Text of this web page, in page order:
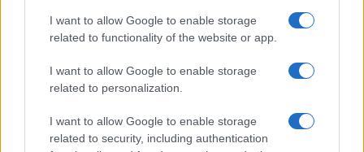
I want to allow Google to enable storage
related to functionality of the website or app.
I want to allow Google to enable storage
related to personalization.
I want to allow Google to enable storage
related to security, including authentication
linea editoriale dedicata alla prova prodotto.
Propone rubriche con taglio rigoroso e porta
vecchi campionari.